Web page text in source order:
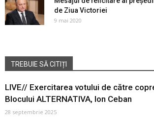
de Ziua Victoriei
9 mai 2020
TREBUIE SĂ CITIȚI
LIVE// Exercitarea votului de către
Blocului ALTERNATIVA, Ion Ceban
28 septembrie 2025